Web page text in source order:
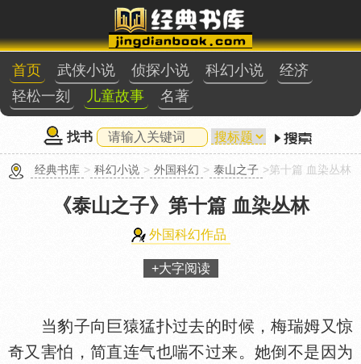
首页 武侠小说 侦探小说 科幻小说
经济
轻松一刻
儿童故事 名著
找书
经典书库 > 科幻小说 > 外国科幻 > 泰山之子 >第十篇 血染丛林
《泰山之子》 第十篇 血染丛林
外国科幻作品
+大字阅读
当豹子向巨猿猛扑过去的时候，梅瑞姆又惊
奇又害怕，简直连气也喘不过来。她倒不是因为